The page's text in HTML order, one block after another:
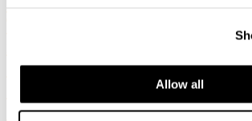
Allow all
Trading condotto
i docenti del dipartimento di
Ikkatai, Omori e Ikuma
intervistato oggi Leonida
I.C.O. srl